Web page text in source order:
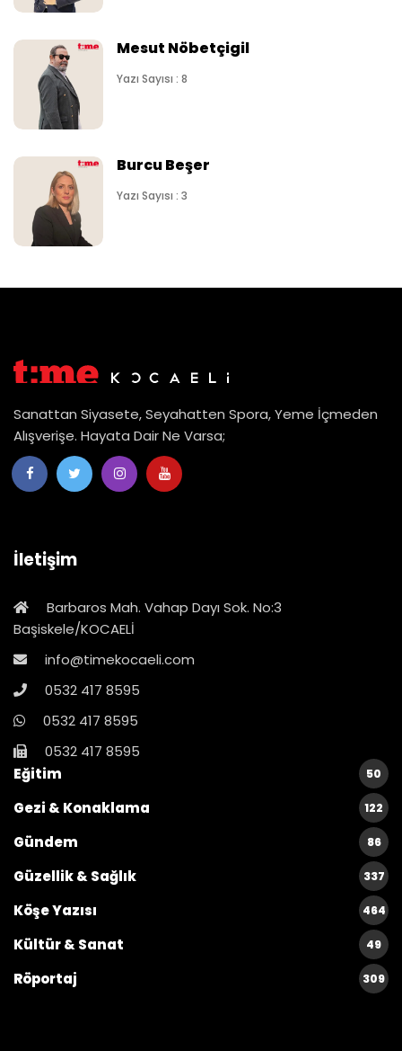
Mesut Nöbetçigil
Yazı Sayısı : 8
Burcu Beşer
Yazı Sayısı : 3
Sanattan Siyasete, Seyahatten Spora, Yeme İçmeden
Alışverişe. Hayata Dair Ne Varsa;
İletişim
Barbaros Mah. Vahap Dayı Sok. No:3
Başiskele/KOCAELİ
info@timekocaeli.com
0532 417 8595
0532 417 8595
0532 417 8595
Eğitim
50
Gezi & Konaklama 122
Gündem 86
Güzellik & Sağlık 337
Köşe Yazısı 464
Kültür & Sanat 49
Röportaj 309